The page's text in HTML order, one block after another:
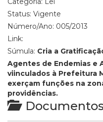
Status: Vigente
Número/Ano: 005/2013
Link:
Súmula: Cria a
Agentes de Endemias e
viinculados à Prefeitura
exerçam funções na
providências.